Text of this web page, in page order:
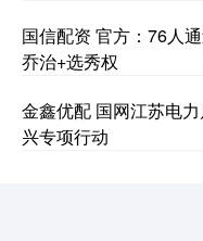
国信配资 官方：76人
乔治+选秀权
金鑫优配 国网江苏电力
兴专项行动